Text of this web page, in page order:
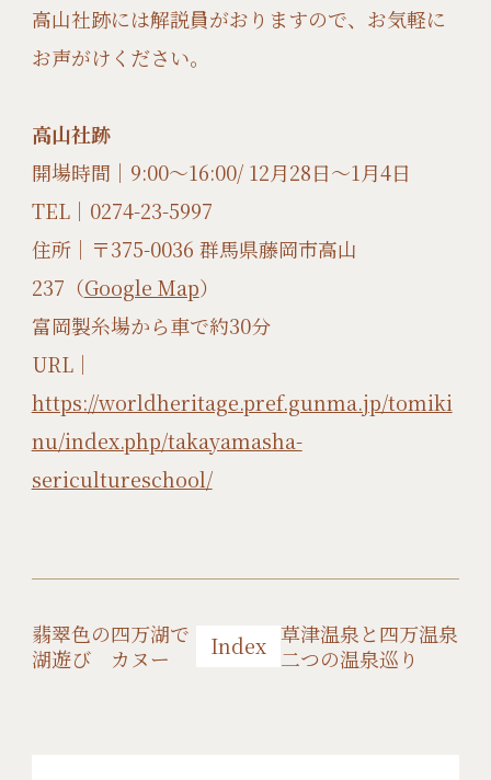
高山社跡には解説員がおりますので、お気軽に
お声がけください。
高山社跡
開場時間｜9:00〜16:00/ 12月28日〜1月4日
TEL｜0274-23-5997
住所｜〒375-0036 群馬県藤岡市高山
237（Google Map）
富岡製糸場から車で約30分
URL｜
https://worldheritage.pref.gunma.jp/tomiki
nu/index.php/takayamasha-
sericultureschool/
翡翠色の四万湖で
湖遊び カヌー
Index 草津温泉と四万温泉
二つの温泉巡り